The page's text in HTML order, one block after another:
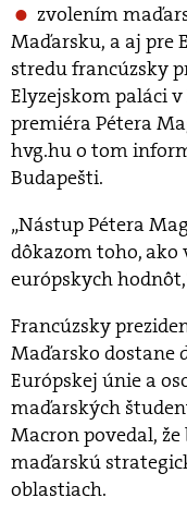
zvolením
Maďarsku, a aj pre
stredu francúzsky
Elyzejskom paláci
premiéra Pétera
hvg.hu o tom
Budapešti.
„Nástup Pétera
dôkazom toho,
európskych
Francúzsky
Maďarsko dostane
Európskej únie a
maďarských
Macron povedal,
maďarskú
oblastiach.